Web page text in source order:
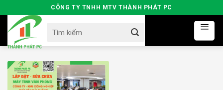
to
content
CÔNG TY TNHH MTV THÀNH PHÁT PC
for: